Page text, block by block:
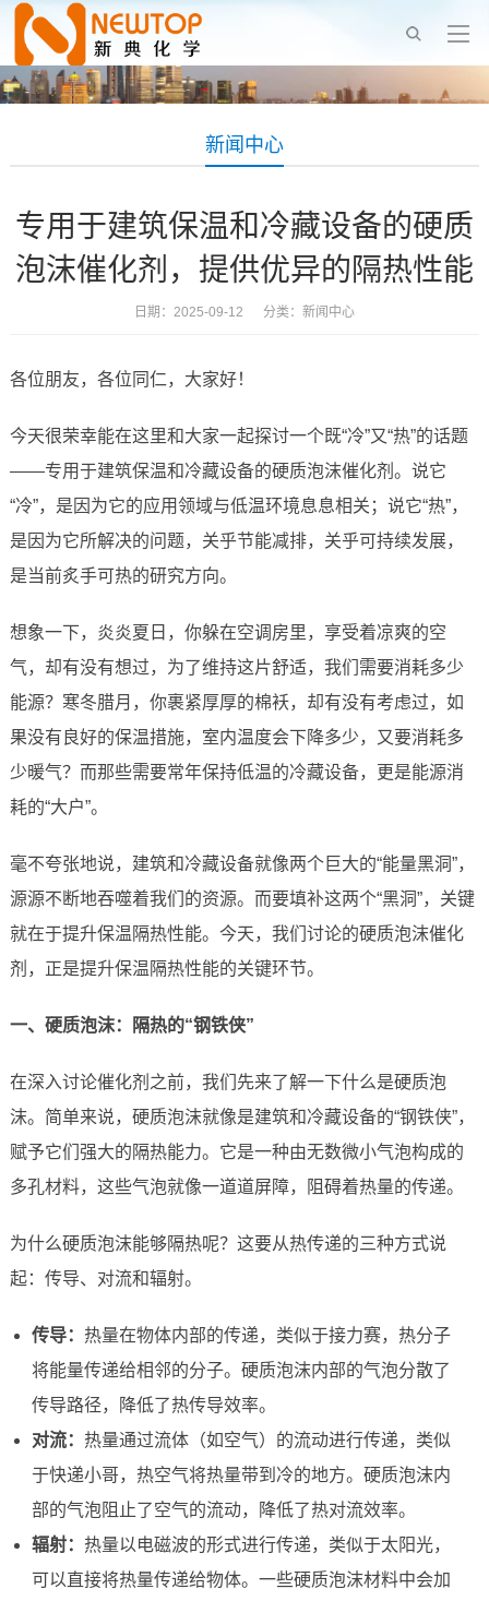
新闻中心
专用于建筑保温和冷藏设备的硬质
泡沫催化剂，提供优异的隔热性能
日期：2025-09-12 分类： 新闻中心
各位朋友，各位同仁，大家好！
今天很荣幸能在这里和大家一起探讨一个既“冷”又“热”的话题
——专用于建筑保温和冷藏设备的硬质泡沫催化剂。说它
“冷”，是因为它的应用领域与低温环境息息相关；说它“热”，
是因为它所解决的问题，关乎节能减排，关乎可持续发展，
是当前炙手可热的研究方向。
想象一下，炎炎夏日，你躲在空调房里，享受着凉爽的空
气，却有没有想过，为了维持这片舒适，我们需要消耗多少
能源？寒冬腊月，你裹紧厚厚的棉袄，却有没有考虑过，如
果没有良好的保温措施，室内温度会下降多少，又要消耗多
少暖气？而那些需要常年保持低温的冷藏设备，更是能源消
耗的“大户”。
毫不夸张地说，建筑和冷藏设备就像两个巨大的“能量黑洞”，
源源不断地吞噬着我们的资源。而要填补这两个“黑洞”，关键
就在于提升保温隔热性能。今天，我们讨论的硬质泡沫催化
剂，正是提升保温隔热性能的关键环节。
一、硬质泡沫：隔热的“钢铁侠”
在深入讨论催化剂之前，我们先来了解一下什么是硬质泡
沫。简单来说，硬质泡沫就像是建筑和冷藏设备的“钢铁侠”，
赋予它们强大的隔热能力。它是一种由无数微小气泡构成的
多孔材料，这些气泡就像一道道屏障，阻碍着热量的传递。
为什么硬质泡沫能够隔热呢？这要从热传递的三种方式说
起：传导、对流和辐射。
传导： 热量在物体内部的传递，类似于接力赛，热分子
将能量传递给相邻的分子。硬质泡沫内部的气泡分散了
传导路径，降低了热传导效率。
对流： 热量通过流体（如空气）的流动进行传递，类似
于快递小哥，热空气将热量带到冷的地方。硬质泡沫内
部的气泡阻止了空气的流动，降低了热对流效率。
辐射： 热量以电磁波的形式进行传递，类似于太阳光，
可以直接将热量传递给物体。一些硬质泡沫材料中会加